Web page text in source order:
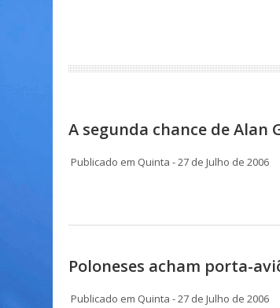
A segunda chance de Alan
Publicado em Quinta - 27 de Julho de 2006
Poloneses acham porta-
Publicado em Quinta - 27 de Julho de 2006